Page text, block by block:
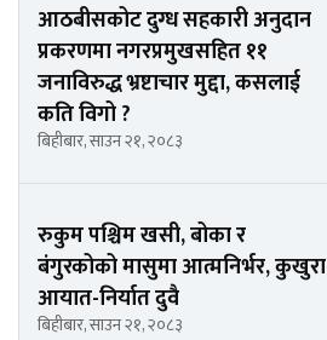
आठबीसकोट दुग्ध सहकारी अनुदान
प्रकरणमा नगरप्रमुखसहित ११
जनाविरुद्ध भ्रष्टाचार मुद्दा, कसलाई
कति विगो ?
बिहीबार, साउन २१, २०८३
रुकुम पश्चिम खसी, बोका र
बंगुरकोको मासुमा आत्मनिर्भर, कुखुरा
आयात-निर्यात दुवै
बिहीबार, साउन २१, २०८३